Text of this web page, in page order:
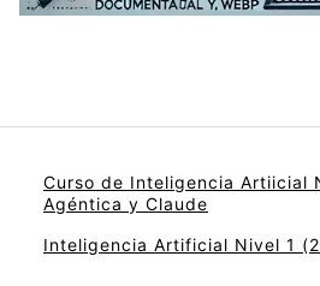
Curso de Inteligencia Artiicial
Agéntica y Claude
Inteligencia Artificial Nivel 1